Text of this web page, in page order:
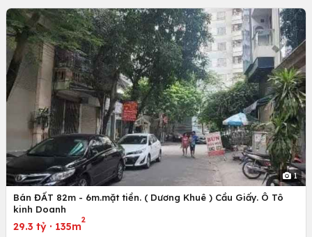
1
Bán ĐẤT 82m - 6m.mặt tiền. ( Dương Khuê ) Cầu Giấy. Ô Tô
kinh Doanh
29.3 tỷ · 135m
2